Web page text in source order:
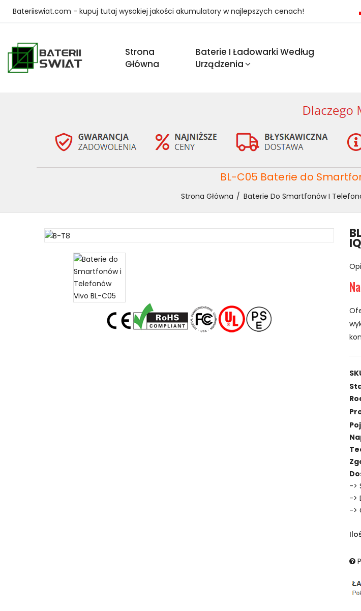
Bateriiswiat.com - kupuj tutaj wysokiej jakości akumulatory w najlepszych cenach!
Strona
Główna
Baterie I Ładowarki Według
Urządzenia
BL-C05 Baterie do
Strona Główna Baterie Do Smartfonów I
->
->
->